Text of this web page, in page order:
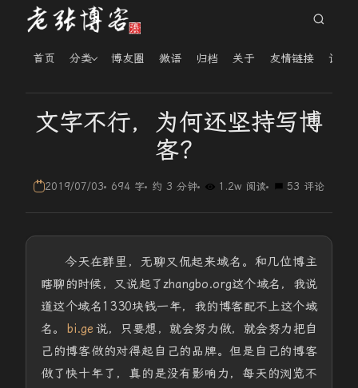
首页 分类 博友圈 微语 归档 关于 友情链接 读者
文字不行，为何还坚持写博
客？
2019/07/03 694 字 约 3 分钟 1.2w 阅读 53 评论
今天在群里，无聊又侃起来域名。和几位博主
瞎聊的时候，又说起了zhangbo.org这个域名，我说
道这个域名1330块钱一年，我的博客配不上这个域
名。
bi.ge说，只要想，就会努力做，就会努力把自
己的博客做的对得起自己的品牌。但是自己的博客
做了快十年了，真的是没有影响力，每天的浏览不